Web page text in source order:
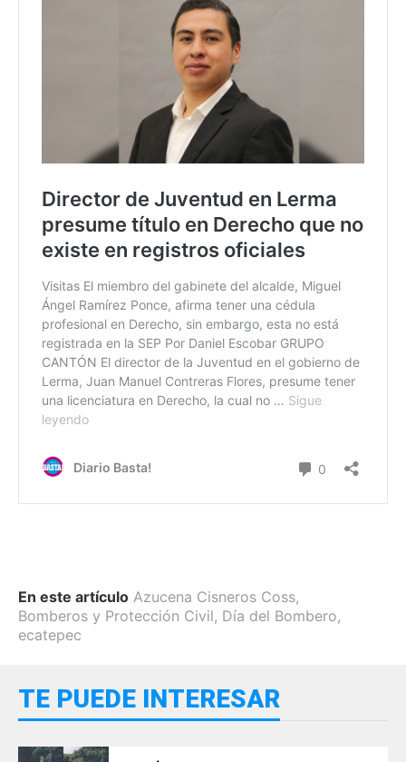
En este artículo Azucena Cisneros Coss,
Bomberos y Protección Civil, Día del Bombero,
ecatepec
TE PUEDE INTERESAR